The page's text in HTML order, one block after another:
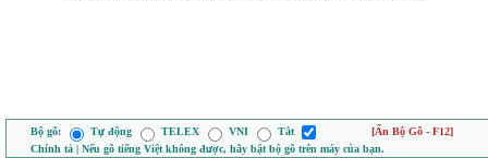
Bộ gõ: Tự động TELEX VNI Tắt
[Ẩn Bộ Gõ - F12]
Chính tả | Nếu gõ tiếng Việt không được, hãy bật bộ gõ trên máy của bạn.